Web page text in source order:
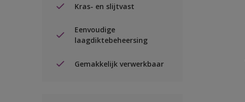
Kras- en slijtvast
Eenvoudige
laagdiktebeheersing
Gemakkelijk verwerkbaar